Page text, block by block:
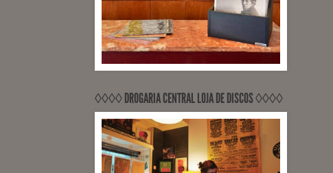
◊◊◊◊ DROGARIA CENTRAL LOJA DE DISCOS ◊◊◊◊